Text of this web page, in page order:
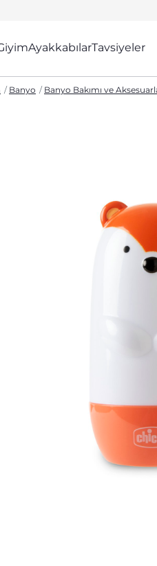
AyakkabılarTavsiyeler
Banyo Banyo Bakımı ve